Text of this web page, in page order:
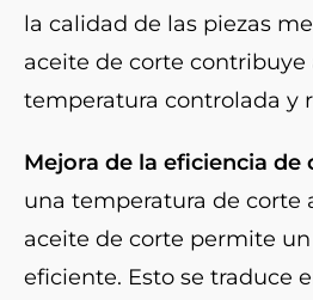
la calidad de las piezas
aceite de corte contribuye
temperatura controlada y
Mejora de la eficiencia de
una temperatura de corte
aceite de corte permite
eficiente. Esto se traduce